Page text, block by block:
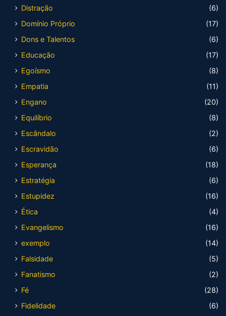
Distração
(6)
Domínio Próprio
(17)
Dons e Talentos
(6)
Educação
(17)
Egoísmo
(8)
Empatia
(11)
Engano
(20)
Equilíbrio
(8)
Escândalo
(2)
Escravidão
(6)
Esperança
(18)
Estratégia
(6)
Estupidez
(16)
Ética
(4)
Evangelismo
(16)
exemplo
(14)
Falsidade
(5)
Fanatismo
(2)
Fé
(28)
Fidelidade
(6)